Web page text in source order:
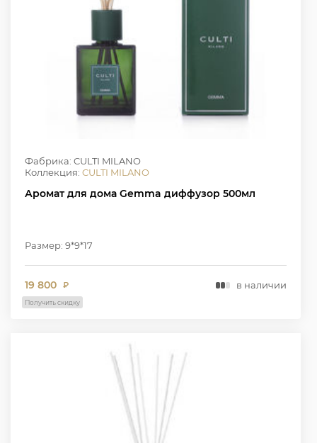
Фабрика: CULTI MILANO
Коллекция: CULTI MILANO
Аромат для дома Gemma диффузор 500мл
Размер: 9*9*17
19 800 ₽ в наличии
Получить скидку